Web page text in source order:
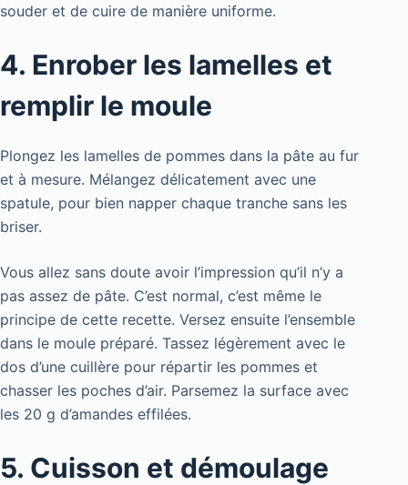
souder et de cuire de manière uniforme.
4. Enrober les lamelles et
remplir le moule
Plongez les lamelles de pommes dans la pâte au fur
et à mesure. Mélangez délicatement avec une
spatule, pour bien napper chaque tranche sans les
briser.
Vous allez sans doute avoir l’impression qu’il n’y a
pas assez de pâte. C’est normal, c’est même le
principe de cette recette. Versez ensuite l’ensemble
dans le moule préparé. Tassez légèrement avec le
dos d’une cuillère pour répartir les pommes et
chasser les poches d’air. Parsemez la surface avec
les 20 g d’amandes effilées.
5. Cuisson et démoulage